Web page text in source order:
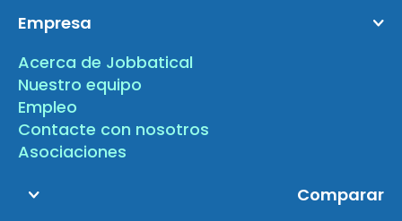
Empresa
Acerca de Jobbatical
Nuestro equipo
Empleo
Contacte con nosotros
Asociaciones
Comparar